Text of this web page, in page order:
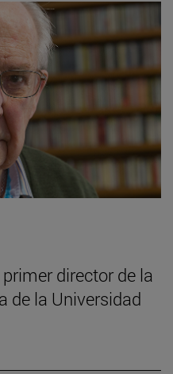
director de la
de la Universidad